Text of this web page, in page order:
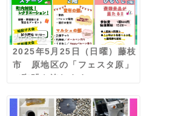
2025.05.20
2025年5月25日（日曜）藤枝
市 原地区の「フェスタ原」
で珈琲を淹れます